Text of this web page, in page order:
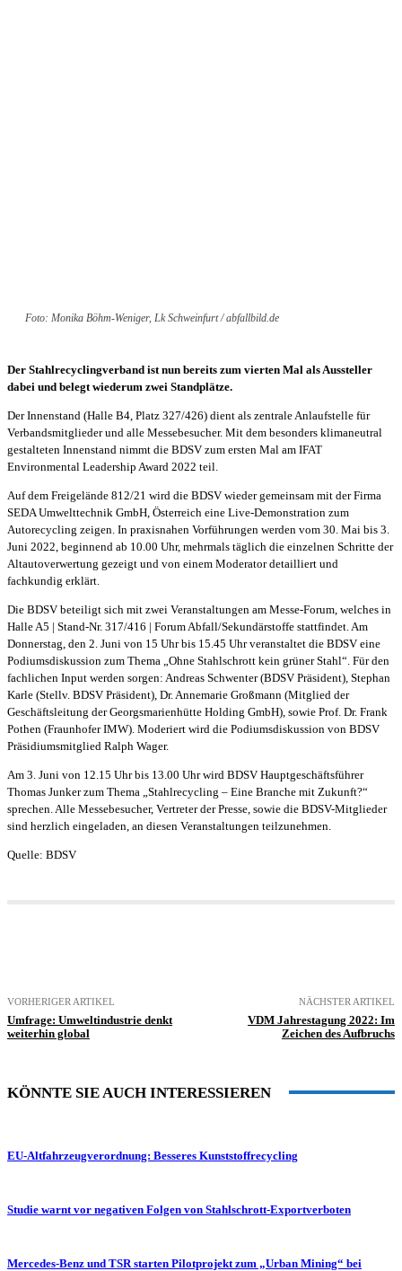
Foto: Monika Böhm-Weniger, Lk Schweinfurt / abfallbild.de
Der Stahlrecyclingverband ist nun bereits zum vierten Mal als Aussteller
dabei und belegt wiederum zwei Standplätze.
Der Innenstand (Halle B4, Platz 327/426) dient als zentrale Anlaufstelle für
Verbandsmitglieder und alle Messebesucher. Mit dem besonders klimaneutral
gestalteten Innenstand nimmt die BDSV zum ersten Mal am IFAT
Environmental Leadership Award 2022 teil.
Auf dem Freigelände 812/21 wird die BDSV wieder gemeinsam mit der Firma
SEDA Umwelttechnik GmbH, Österreich eine Live-Demonstration zum
Autorecycling zeigen. In praxisnahen Vorführungen werden vom 30. Mai bis 3.
Juni 2022, beginnend ab 10.00 Uhr, mehrmals täglich die einzelnen Schritte der
Altautoverwertung gezeigt und von einem Moderator detailliert und
fachkundig erklärt.
Die BDSV beteiligt sich mit zwei Veranstaltungen am Messe-Forum, welches in
Halle A5 | Stand-Nr. 317/416 | Forum Abfall/Sekundärstoffe stattfindet. Am
Donnerstag, den 2. Juni von 15 Uhr bis 15.45 Uhr veranstaltet die BDSV eine
Podiumsdiskussion zum Thema „Ohne Stahlschrott kein grüner Stahl“. Für den
fachlichen Input werden sorgen: Andreas Schwenter (BDSV Präsident), Stephan
Karle (Stellv. BDSV Präsident), Dr. Annemarie Großmann (Mitglied der
Geschäftsleitung der Georgsmarienhütte Holding GmbH), sowie Prof. Dr. Frank
Pothen (Fraunhofer IMW). Moderiert wird die Podiumsdiskussion von BDSV
Präsidiumsmitglied Ralph Wager.
Am 3. Juni von 12.15 Uhr bis 13.00 Uhr wird BDSV Hauptgeschäftsführer
Thomas Junker zum Thema „Stahlrecycling – Eine Branche mit Zukunft?“
sprechen. Alle Messebesucher, Vertreter der Presse, sowie die BDSV-Mitglieder
sind herzlich eingeladen, an diesen Veranstaltungen teilzunehmen.
Quelle: BDSV
VORHERIGER ARTIKEL
Umfrage: Umweltindustrie denkt
weiterhin global
NÄCHSTER ARTIKEL
VDM Jahrestagung 2022: Im
Zeichen des Aufbruchs
KÖNNTE SIE AUCH INTERESSIEREN
EU-Altfahrzeugverordnung: Besseres Kunststoffrecycling
Studie warnt vor negativen Folgen von Stahlschrott-Exportverboten
Mercedes-Benz und TSR starten Pilotprojekt zum „Urban Mining“ bei